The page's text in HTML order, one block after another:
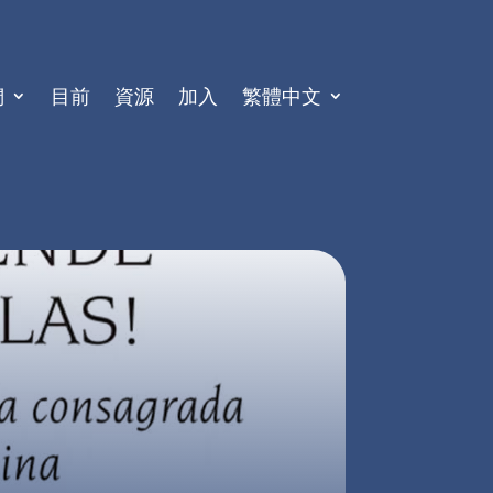
目前 資源 加入 繁體中文